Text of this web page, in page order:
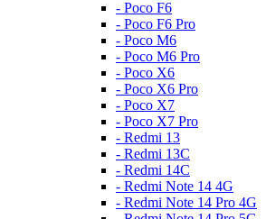
- Poco F6
- Poco F6 Pro
- Poco M6
- Poco M6 Pro
- Poco X6
- Poco X6 Pro
- Poco X7
- Poco X7 Pro
- Redmi 13
- Redmi 13C
- Redmi 14C
- Redmi Note 14 4G
- Redmi Note 14 Pro 4G